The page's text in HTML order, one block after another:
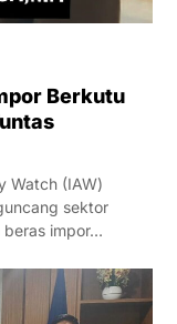
Berkutu
Watch (IAW)
sektor
beras impor…